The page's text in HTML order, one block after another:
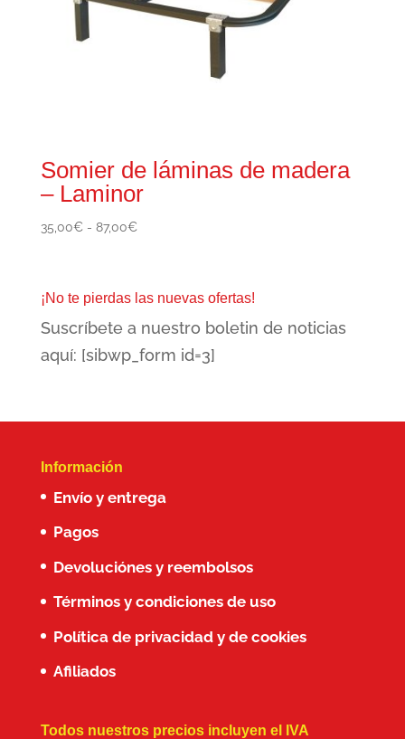
Somier de láminas de madera
– Laminor
35,00€ - 87,00€Rango
hasta
87,00€
¡No te pierdas las nuevas ofertas!
Suscríbete a nuestro boletin de noticias
aquí: [sibwp_form id=3]
Información
Envío y entrega
Pagos
Devoluciónes y reembolsos
Términos y condiciones de uso
Política de privacidad y de cookies
Afiliados
Todos nuestros precios incluyen el IVA